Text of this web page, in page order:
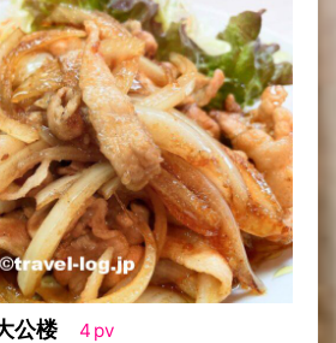
公楼 4 pv